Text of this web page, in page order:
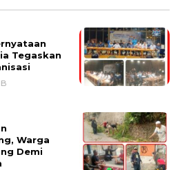
Tegaskan
Warga
Demi